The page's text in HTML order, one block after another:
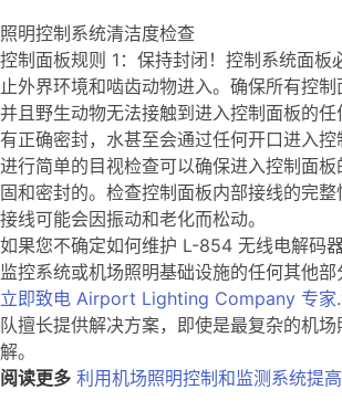
照明控制系统清洁度检查
控制面板规则 1：保持封闭！控制系统面板
止外界环境和啮齿动物进入。确保所有控制
并且野生动物无法接触到进入控制面板的
有正确密封，水甚至会通过任何开口进入控
进行简单的目视检查可以确保进入控制面
固和密封的。检查控制面板内部接线的完整
接线可能会因振动和老化而松动。
如果您不确定如何维护 L-854 无线电解码
监控系统或机场照明基础设施的任何其他部
立即致电 Airport Lighting Company 专家
队擅长提供解决方案，即使是最复杂的机
解。
阅读更多 利用机场照明控制和监测系统提